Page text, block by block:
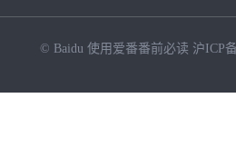
© Baidu 使用爱番番前必读 沪ICP